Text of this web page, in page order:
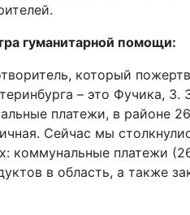
гуманитарной помощи:
который
– это Фучика,
платежи, в районе
Сейчас мы
коммунальные платежи
в область, а также